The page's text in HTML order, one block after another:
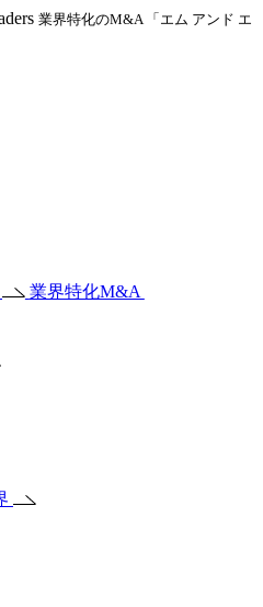
業界特化のM&A 「エム アンド エ
業界特化M&A